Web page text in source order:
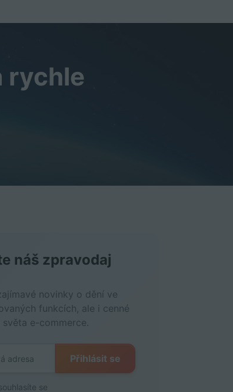
rychle
náš zpravodaj
novinky o dění ve
funkcích, ale i cenné
e-commerce.
Přihlásit se
se